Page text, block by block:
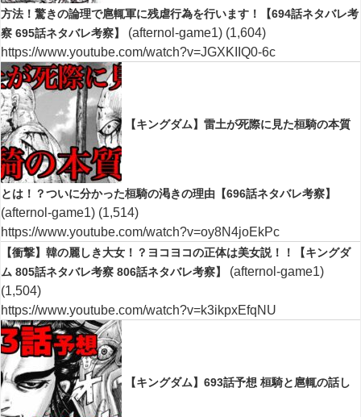
方法！驚きの論理で扈輒軍に残虐行為を行います！【694話ネタバレ考
察 695話ネタバレ考察】
(afternol-game1) (1,604)
https://www.youtube.com/watch?v=JGXKIIQ0-6c
【キングダム】雷土が死際に見た桓騎の本質
とは！？ついに分かった桓騎の渇きの理由【696話ネタバレ考察】
(afternol-game1) (1,514)
https://www.youtube.com/watch?v=oy8N4joEkPc
【衝撃】韓の麗しき大女！？ヨコヨコの正体は美女説！！【キングダ
ム 805話ネタバレ考察 806話ネタバレ考察】
(afternol-game1)
(1,504)
https://www.youtube.com/watch?v=k3ikpxEfqNU
【キングダム】693話予想 桓騎と扈輒の話し